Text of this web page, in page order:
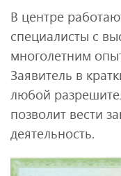
В центре
специалисты с
многолетним
Заявитель в
любой
позволит вести
деятельность.